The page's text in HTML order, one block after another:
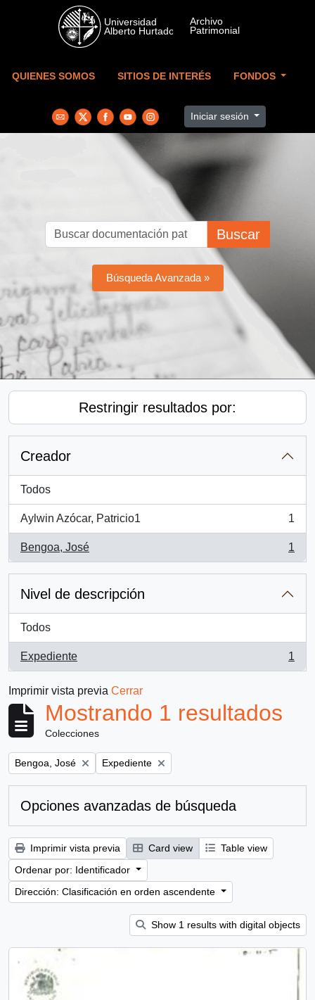
Skip to main content
QUIENES SOMOS SITIOS DE INTERÉS FONDOS
Iniciar sesión
Buscar
Búsqueda Avanzada »
Restringir resultados por:
Creador
Todos
Aylwin Azócar, Patricio1
, 1 resultados
1
Bengoa, José
, 1 resultados
1
Nivel de descripción
Todos
Expediente
, 1 resultados
1
Imprimir vista previa Cerrar
Mostrando 1 resultados
Colecciones
Remove filter:
Bengoa, José Remove filter:
Expediente
Opciones avanzadas de búsqueda
Imprimir vista previa Card view
Table view
Ordenar por: Identificador
Dirección: Clasificación en orden ascendente
Show 1 results with digital objects